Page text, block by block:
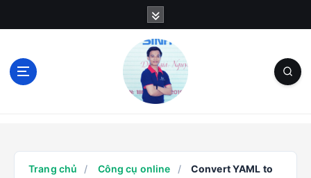
Trang chủ / Công cụ online /
Convert YAML to